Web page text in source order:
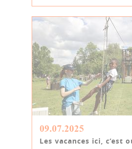
09.07.2025
Les vacances ici, c’est